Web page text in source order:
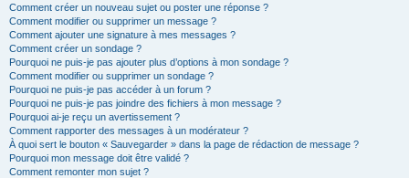
Comment créer un nouveau sujet ou poster une réponse ?
Comment modifier ou supprimer un message ?
Comment ajouter une signature à mes messages ?
Comment créer un sondage ?
Pourquoi ne puis-je pas ajouter plus d’options à mon sondage ?
Comment modifier ou supprimer un sondage ?
Pourquoi ne puis-je pas accéder à un forum ?
Pourquoi ne puis-je pas joindre des fichiers à mon message ?
Pourquoi ai-je reçu un avertissement ?
Comment rapporter des messages à un modérateur ?
À quoi sert le bouton « Sauvegarder » dans la page de rédaction de message ?
Pourquoi mon message doit être validé ?
Comment remonter mon sujet ?